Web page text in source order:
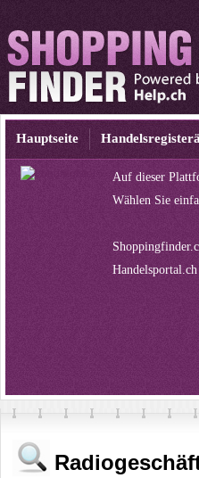
Hauptseite
Auf dieser
Wählen Sie
Handelsportal.ch